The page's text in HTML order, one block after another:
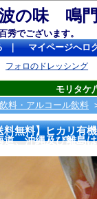
波の味
秀でございます。
｜ マイページへロ
フォロのドレッシング
モリタケ
飲料・アルコール飲料
料無料】ヒカリ有
道、沖縄及び離島